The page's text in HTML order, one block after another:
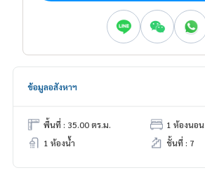
ข้อมูลอสังหาฯ
พื้นที่ : 35.00 ตร.ม.
1 ห้องนอน
1 ห้องน้ำ
ชั้นที่ : 7